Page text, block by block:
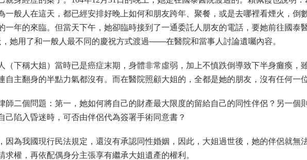
一般人在這天，都已經安排好晚上如何和朋友跨年、聚餐，或是去哪裡看煙火，倒
一年的來臨。但當天下午，她卻臨時接到了一通委託人朋友的電話，要她前往國泰
她用了和一般人最不同的慶祝方式渡過───在醫院和當事人討論遺囑內容。
（下稱大姐）當時已是癌症末期，身體非常虛弱，加上不慎跌倒導致下半身癱瘓，
自主翻身的半點力氣都沒有。而在醫院照顧大姐的，全都是她的朋友，沒有任何一位
師二個問題：第一，她如何將自己的財產最大限度的留給自己的同性伴侶？另一個
己陷入昏迷時，可否由伴侶代為簽署手術同意書？
因為我國現行民法規定，還沒有承認同性婚姻，因此，大姐過世後，她的伴侶就無
求權，再依配偶身分主張享有繼承大姐遺產的權利。